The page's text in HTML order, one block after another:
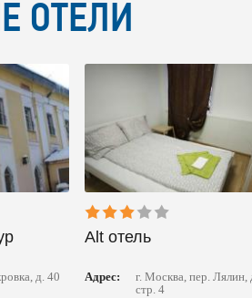
ОТЕЛИ
д. 40
Alt отель
Адрес:
г. Москва, пер. Лялин,
стр. 4